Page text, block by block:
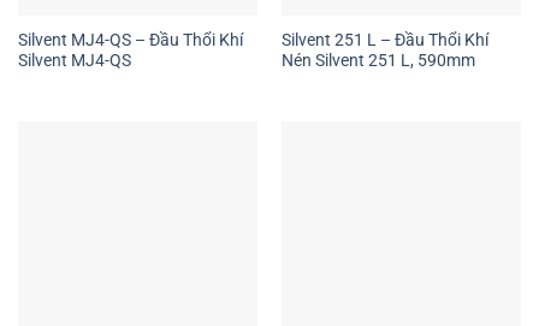
Silvent MJ4-QS – Đầu Thổi Khí
Silvent MJ4-QS
Silvent 251 L – Đầu Thổi Khí
Nén Silvent 251 L, 590mm